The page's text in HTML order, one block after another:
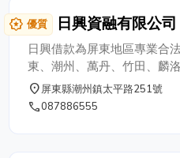
award_star 優質 日興資融有限公司
日興借款為屏東地區專業合
東、潮州、萬丹、竹田、麟
法的資金周轉服務，是屏東
款，包括汽車借款、機車借
place屏東縣潮州鎮太平路251號
phone087886555